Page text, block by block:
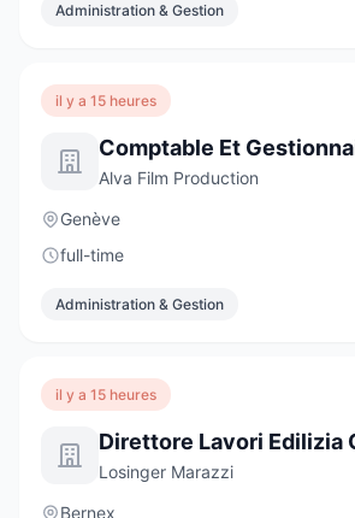
Administration & Gestion
il y a 15 heures
Alva Film Production
Genève
full-time
Administration & Gestion
il y a 15 heures
Direttore Lavori Edilizia
Losinger Marazzi
Bernex